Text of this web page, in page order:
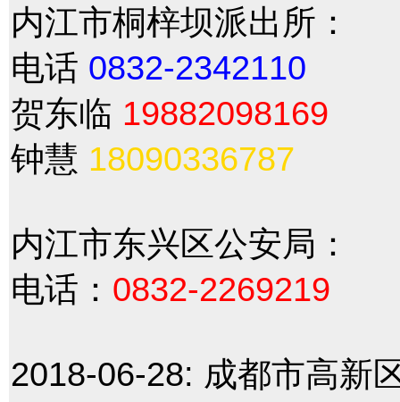
内江市桐梓坝派出所：
电话 0832-2342110
贺东临 19882098169
钟慧 18090336787
内江市东兴区公安局：
电话： 0832-2269219
2018-06-28: 成都市高新